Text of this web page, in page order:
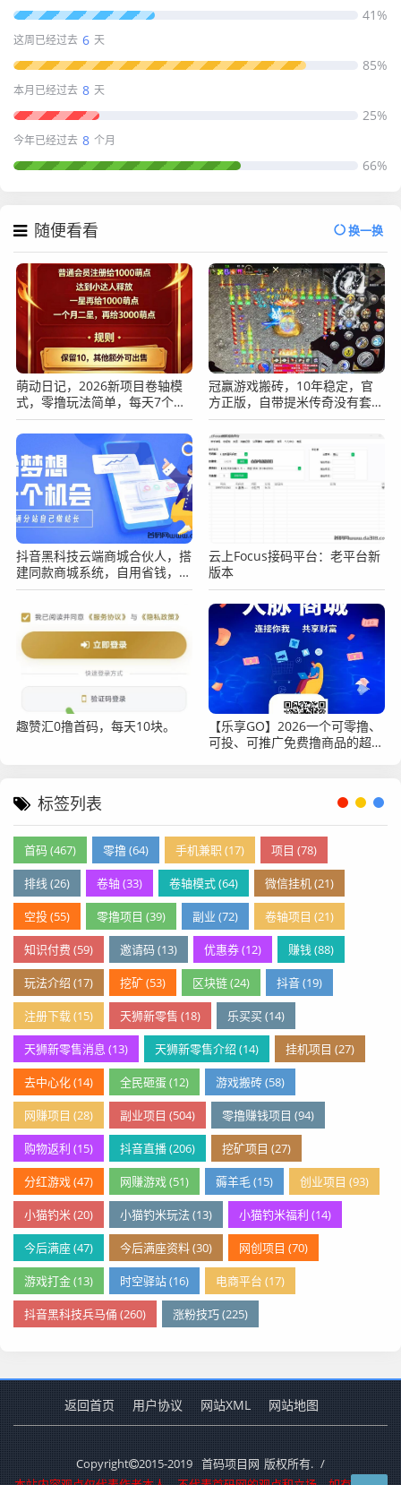
41%
这周已经过去 6 天
85%
本月已经过去 8 天
25%
今年已经过去 8 个月
66%
随便看看 换一换
萌动日记，2026新项目卷轴模
式，零撸玩法简单，每天7个广
告。
冠赢游戏搬砖，10年稳定，官
方正版，自带提米传奇没有套路
长期稳定吃肉
抖音黑科技云端商城合伙人，搭
建同款商城系统，自用省钱，手
把手教你赚钱
云上Focus接码平台：老平台新
版本
趣赞汇0撸首码，每天10块。
【乐享GO】2026一个可零撸、
可投、可推广免费撸商品的超级
标签列表
首码 (467) 零撸 (64) 手机兼职 (17) 项目 (78)
排线 (26) 卷轴 (33) 卷轴模式 (64) 微信挂机 (21)
空投 (55) 零撸项目 (39) 副业 (72) 卷轴项目 (21)
知识付费 (59) 邀请码 (13) 优惠券 (12) 赚钱 (88)
玩法介绍 (17) 挖矿 (53) 区块链 (24) 抖音 (19)
注册下载 (15) 天狮新零售 (18) 乐买买 (14)
天狮新零售消息 (13) 天狮新零售介绍 (14) 挂机项目 (27)
去中心化 (14) 全民砸蛋 (12) 游戏搬砖 (58)
网赚项目 (28) 副业项目 (504) 零撸赚钱项目 (94)
购物返利 (15) 抖音直播 (206) 挖矿项目 (27)
分红游戏 (47) 网赚游戏 (51) 薅羊毛 (15) 创业项目 (93)
小猫钓米 (20) 小猫钓米玩法 (13) 小猫钓米福利 (14)
今后满座 (47) 今后满座资料 (30) 网创项目 (70)
游戏打金 (13) 时空驿站 (16) 电商平台 (17)
抖音黑科技兵马俑 (260) 涨粉技巧 (225)
返回首页 用户协议 网站XML 网站地图
Copyright 2015-2019 首码项目网 版权所有. /